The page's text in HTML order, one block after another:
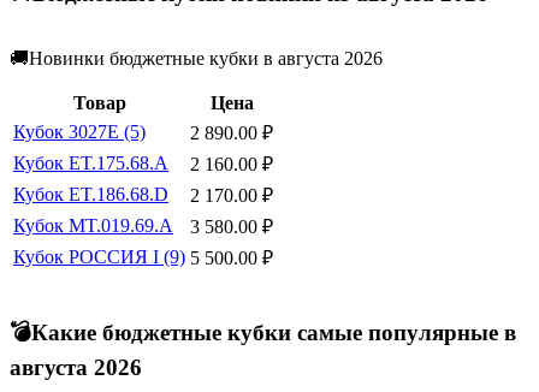
🚚Новинки бюджетные кубки в августа 2026
Товар
Цена
Кубок 3027E (5)
2 890.00 ₽
Кубок ET.175.68.A
2 160.00 ₽
Кубок ET.186.68.D
2 170.00 ₽
Кубок MT.019.69.A
3 580.00 ₽
Кубок РОССИЯ I (9) 5 500.00 ₽
💣Какие бюджетные кубки самые популярные в
августа 2026